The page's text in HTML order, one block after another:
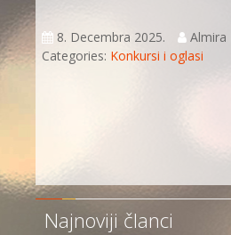
8. Decembra 2025.
Almira
Categories: Konkursi i oglasi
Najnoviji članci